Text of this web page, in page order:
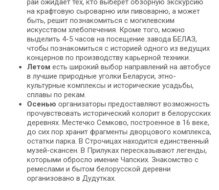
рай ожидает тех, кто выберет обзорную экскурсию
на крафтовую сыроварню или пивоварню, а может
быть, решит познакомиться с могилевским
искусством хлебопечения. Кроме того, можно
выделить 4-5 часов на посещение завода БЕЛАЗ,
чтобы познакомиться с историей одного из ведущих
концернов по производству карьерной техники.
Летом есть широкий выбор направлений на автобусе
в лучшие природные уголки Беларуси, этно-
культурные комплексы и исторические усадьбы,
сплавы по рекам.
Осенью организаторы предоставляют возможность
прочувствовать исторический колорит в белорусских
деревнях. Местечко Семково, построенное в 16 веке,
до сих пор хранит фрагменты дворцового комплекса,
остатки парка. В Строчицах находится единственный
музей-скансен. В Прилуках пересказывают легенды,
которыми обросло имение Чапских. Знакомство с
ремеслами и бытом белорусской деревни
организовано в Дудутках.